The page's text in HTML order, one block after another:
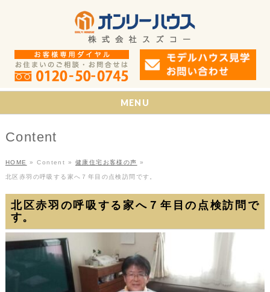
MENU
Content
HOME » Content » 健康住宅お客様の声 »
北区赤羽の呼吸する家へ７年目の点検訪問です。
北区赤羽の呼吸する家へ７年目の点検訪問で
す。